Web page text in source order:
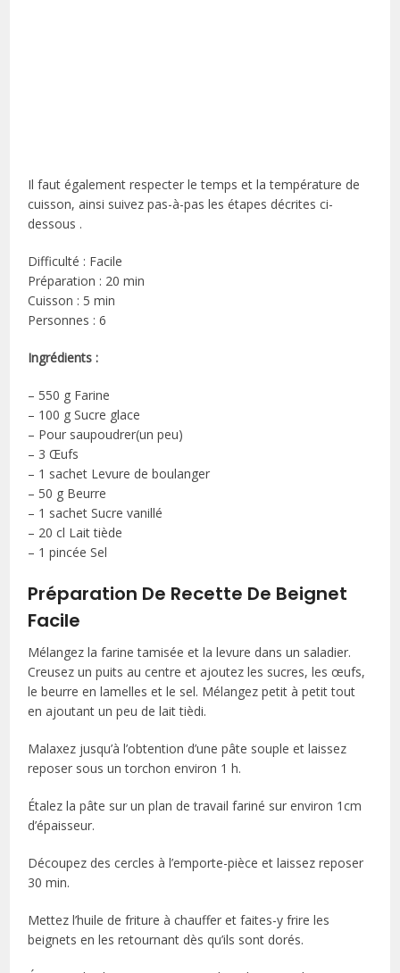
Il faut également respecter le temps et la température de
cuisson, ainsi suivez pas-à-pas les étapes décrites ci-
dessous .
Difficulté : Facile
Préparation : 20 min
Cuisson : 5 min
Personnes : 6
Ingrédients :
– 550 g Farine
– 100 g Sucre glace
– Pour saupoudrer(un peu)
– 3 Œufs
– 1 sachet Levure de boulanger
– 50 g Beurre
– 1 sachet Sucre vanillé
– 20 cl Lait tiède
– 1 pincée Sel
Préparation De Recette De Beignet
Facile
Mélangez la farine tamisée et la levure dans un saladier.
Creusez un puits au centre et ajoutez les sucres, les œufs,
le beurre en lamelles et le sel. Mélangez petit à petit tout
en ajoutant un peu de lait tièdi.
Malaxez jusqu’à l’obtention d’une pâte souple et laissez
reposer sous un torchon environ 1 h.
Étalez la pâte sur un plan de travail fariné sur environ 1cm
d’épaisseur.
Découpez des cercles à l’emporte-pièce et laissez reposer
30 min.
Mettez l’huile de friture à chauffer et faites-y frire les
beignets en les retournant dès qu’ils sont dorés.